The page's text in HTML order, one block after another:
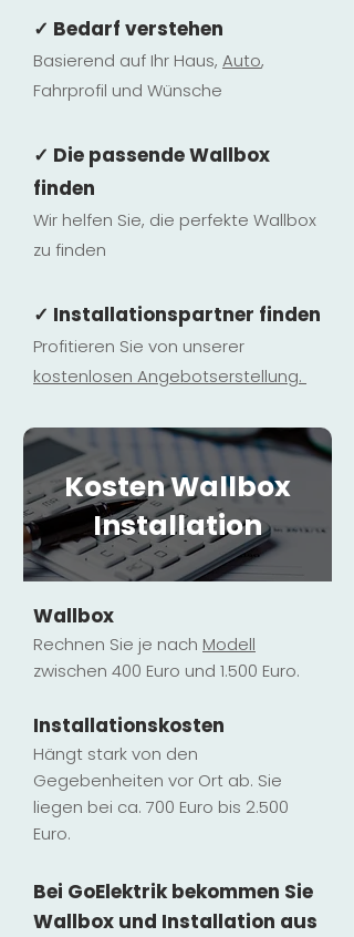
✓ Bedarf verstehen
Basierend auf Ihr Haus, Auto,
Fahrprofil und Wünsche
✓ Die passende Wallbox
finden
Wir helfen Sie, die perfekte Wallbox
zu finden
✓ Installationspartner finden
Profitieren Sie von unserer
kostenlosen Angebotserstellung.
Kosten Wallbox
Installation
Wallbox
Rechnen Sie je nach Modell
zwischen 400 Euro und 1.500 Euro.
Installationskosten
Hängt stark von den
Gegebenheiten vor Ort ab. Sie
liegen bei ca. 700 Euro bis 2.500
Euro.
Bei GoElektrik bekommen Sie
Wallbox und Installation aus